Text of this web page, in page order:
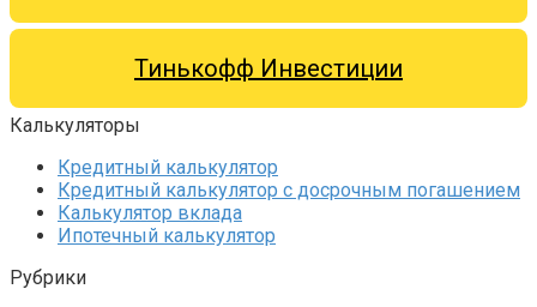
Тинькофф Инвестиции
Калькуляторы
Кредитный калькулятор
Кредитный калькулятор с досрочным погашением
Калькулятор вклада
Ипотечный калькулятор
Рубрики